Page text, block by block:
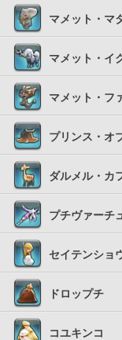
マメット・マ
マメット・イ
マメット・フ
プリンス・オ
ダルメル・カ
プチヴァーチ
セイテンショ
ドロップチ
コユキンコ